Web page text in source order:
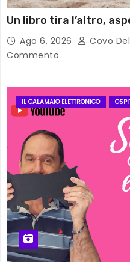
Un libro tira l’altro,
Ago 6, 2026 Covo
Commento
IL CALAMAIO ELETTRONICO